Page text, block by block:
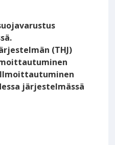
(THJ)
Ilmoittautuminen
järjestelmässä